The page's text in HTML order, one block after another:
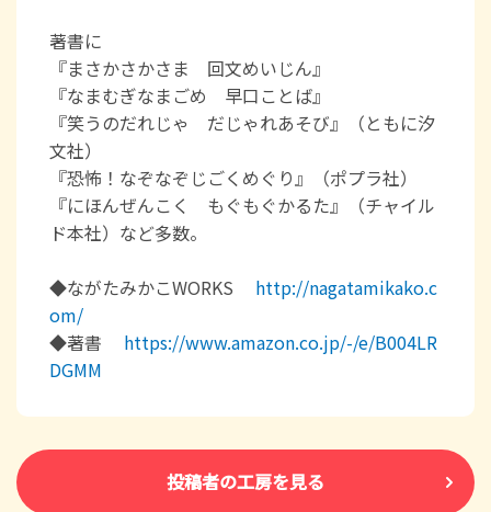
著書に
『まさかさかさま 回文めいじん』
『なまむぎなまごめ 早口ことば』
『笑うのだれじゃ だじゃれあそび』（ともに汐
文社）
『恐怖！なぞなぞじごくめぐり』（ポプラ社）
『にほんぜんこく もぐもぐかるた』（チャイル
ド本社）など多数。
◆ながたみかこWORKS http://nagatamikako.c
om/
◆著書 https://www.amazon.co.jp/-/e/B004LR
DGMM
投稿者の工房を見る